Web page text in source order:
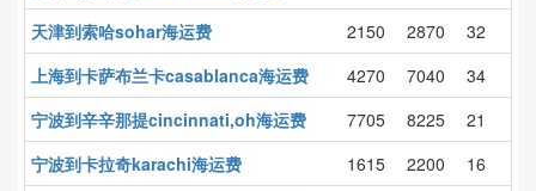
天津到索哈sohar海运费
2150 2870
32
上海到卡萨布兰卡casablanca海运费
4270 7040
34
宁波到辛辛那提cincinnati,oh海运费
7705 8225
21
宁波到卡拉奇karachi海运费
1615 2200
16